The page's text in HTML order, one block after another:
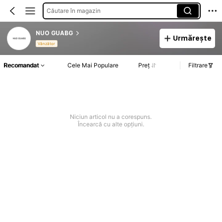
Căutare în magazin
NUO GUABG
Vânzător
Urmărește
Recomandat Cele Mai Populare Preț Filtrare
Niciun articol nu a corespuns.
Încearcă cu alte opțiuni.